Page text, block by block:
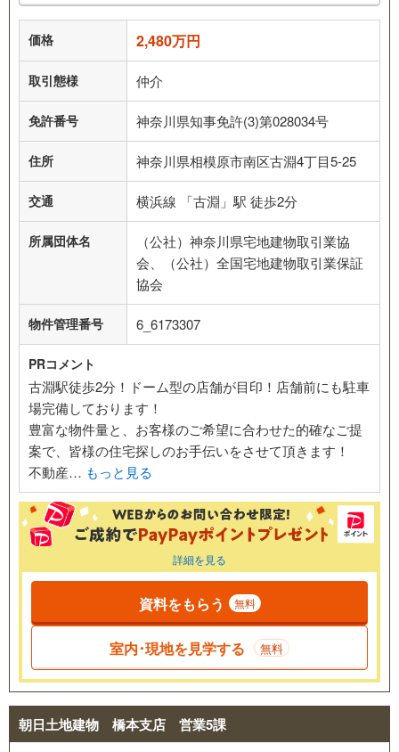
価格 2,480万円
取引態様 仲介
免許番号 神奈川県知事免許(3)第028034号
住所 神奈川県相模原市南区古淵4丁目5-25
交通 横浜線 「古淵」駅 徒歩2分
所属団体名
（公社）神奈川県宅地建物取引業協
会、（公社）全国宅地建物取引業保証
協会
物件管理番号 6_6173307
PRコメント
古淵駅徒歩2分！ドーム型の店舗が目印！店舗前にも駐車
場完備しております！
豊富な物件量と、お客様のご希望に合わせた的確なご提
案で、皆様の住宅探しのお手伝いをさせて頂きます！
不動産… もっと見る
詳細を見る
資料をもらう 無料
室内･現地を見学する 無料
朝日土地建物 橋本支店 営業5課